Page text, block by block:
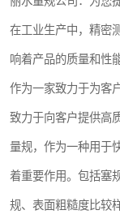
在工业生产中，精密
响着产品的质量和性
作为一家致力于为客
致力于向客户提供高
量规，作为一种用于
着重要作用。包括塞
规、表面粗糙度比较
洛氏硬度计
布洛维硬度计
镶嵌机
三坐标夹具